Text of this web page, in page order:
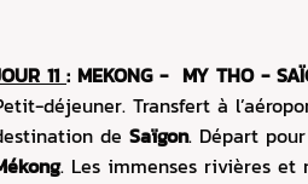
11 : MEKONG - MY THO -
déjeuner. Transfert à
de Saïgon. Départ
. Les immenses rivières et